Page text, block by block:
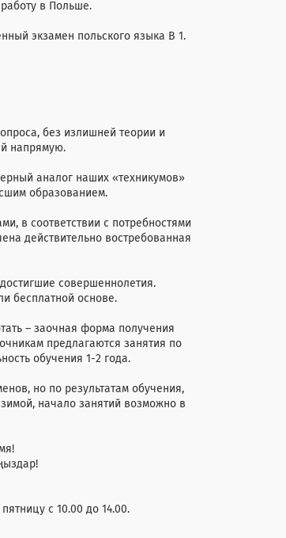
в Польше.
экзамен польского языка В 1.
без излишней теории и
напрямую.
аналог наших «техникумов»
образованием.
в соответствии с потребностями
действительно востребованная
совершеннолетия.
бесплатной основе.
– заочная форма получения
предлагаются занятия по
обучения 1-2 года.
но по результатам обучения,
начало занятий возможно в
с 10.00 до 14.00.